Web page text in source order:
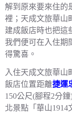
解到原來要來住的
裡；天成文旅華山
建成飯店時也把這
我們便可在入住期
得驚喜。
入住天成文旅華山
飯店位置距離捷運
150公尺(腳程2分
北景點「華山